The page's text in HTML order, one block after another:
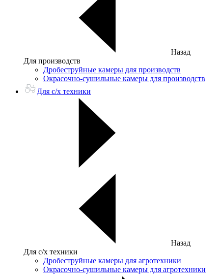
Назад
Для производств
Дробеструйные камеры для производств
Окрасочно-сушильные камеры для производств
Для с/х техники
Назад
Для с/х техники
Дробеструйные камеры для агротехники
Окрасочно-сушильные камеры для агротехники